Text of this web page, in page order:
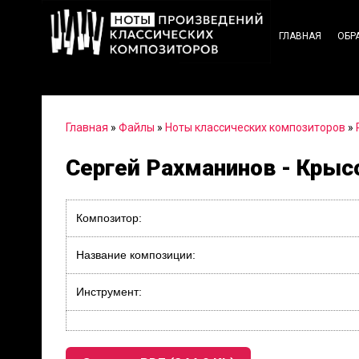
ГЛАВНАЯ
Главная » Файлы » Ноты классических композиторов »
Сергей Рахманинов -
Композитор:
Название композиции:
Инструмент: